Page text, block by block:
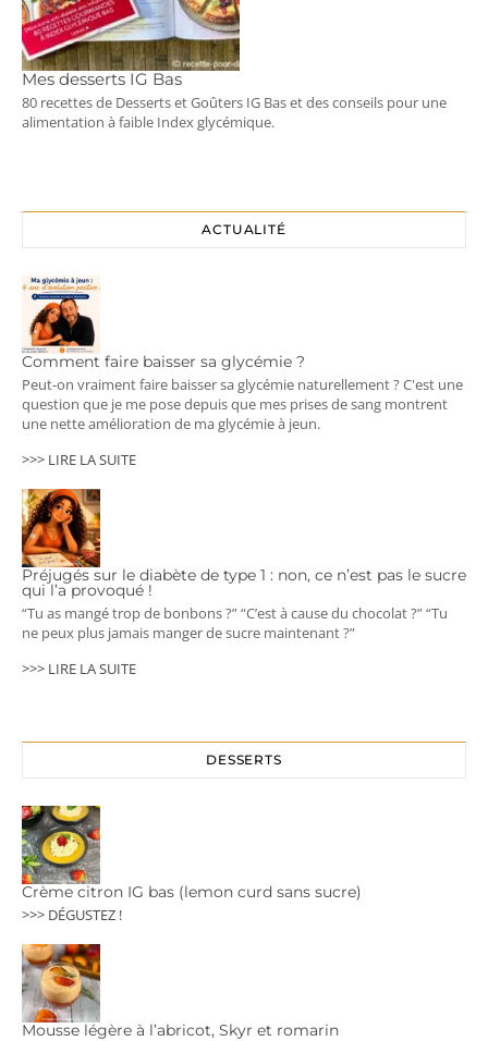
Mes desserts IG Bas
80 recettes de Desserts et Goûters IG Bas et des conseils pour une
alimentation à faible Index glycémique.
ACTUALITÉ
Comment faire baisser sa glycémie ?
Peut-on vraiment faire baisser sa glycémie naturellement ? C'est une
question que je me pose depuis que mes prises de sang montrent
une nette amélioration de ma glycémie à jeun.
>>> LIRE LA SUITE
Préjugés sur le diabète de type 1 : non, ce n’est pas le sucre
qui l’a provoqué !
“Tu as mangé trop de bonbons ?” “C’est à cause du chocolat ?” “Tu
ne peux plus jamais manger de sucre maintenant ?”
>>> LIRE LA SUITE
DESSERTS
Crème citron IG bas (lemon curd sans sucre)
>>> DÉGUSTEZ !
Mousse légère à l’abricot, Skyr et romarin